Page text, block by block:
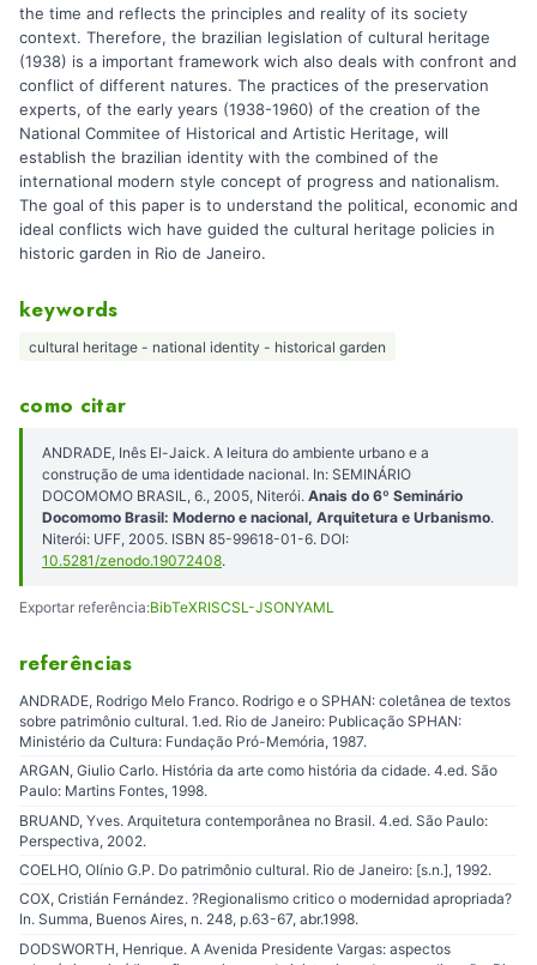
the time and reflects the principles and reality of its society
context. Therefore, the brazilian legislation of cultural heritage
(1938) is a important framework wich also deals with confront and
conflict of different natures. The practices of the preservation
experts, of the early years (1938-1960) of the creation of the
National Commitee of Historical and Artistic Heritage, will
establish the brazilian identity with the combined of the
international modern style concept of progress and nationalism.
The goal of this paper is to understand the political, economic and
ideal conflicts wich have guided the cultural heritage policies in
historic garden in Rio de Janeiro.
keywords
cultural heritage - national identity - historical garden
como citar
ANDRADE, Inês El-Jaick. A leitura do ambiente urbano e a
construção de uma identidade nacional. In: SEMINÁRIO
DOCOMOMO BRASIL, 6., 2005, Niterói. Anais do 6º Seminário
Docomomo Brasil: Moderno e nacional, Arquitetura e Urbanismo.
Niterói: UFF, 2005. ISBN 85-99618-01-6. DOI:
10.5281/zenodo.19072408.
Exportar referência:BibTeXRISCSL-JSONYAML
referências
ANDRADE, Rodrigo Melo Franco. Rodrigo e o SPHAN: coletânea de textos
sobre patrimônio cultural. 1.ed. Rio de Janeiro: Publicação SPHAN:
Ministério da Cultura: Fundação Pró-Memória, 1987.
ARGAN, Giulio Carlo. História da arte como história da cidade. 4.ed. São
Paulo: Martins Fontes, 1998.
BRUAND, Yves. Arquitetura contemporânea no Brasil. 4.ed. São Paulo:
Perspectiva, 2002.
COELHO, Olínio G.P. Do patrimônio cultural. Rio de Janeiro: [s.n.], 1992.
COX, Cristián Fernández. ?Regionalismo critico o modernidad apropriada?
In. Summa, Buenos Aires, n. 248, p.63-67, abr.1998.
DODSWORTH, Henrique. A Avenida Presidente Vargas: aspectos